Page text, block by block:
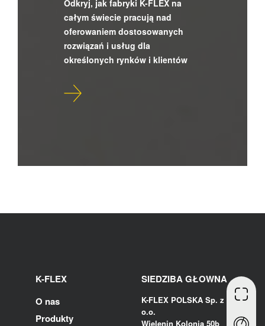
Odkryj, jak fabryki K-FLEX na
całym świecie pracują nad
oferowaniem dostosowanych
rozwiązań i usług dla
określonych rynków i klientów
K-FLEX
O nas
Produkty
SIEDZIBA GŁOWNA
K-FLEX POLSKA Sp. z
o.o.
Wielenin Kolonia 50b